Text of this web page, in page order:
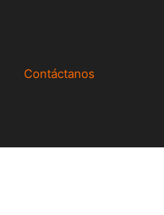
Contáctanos